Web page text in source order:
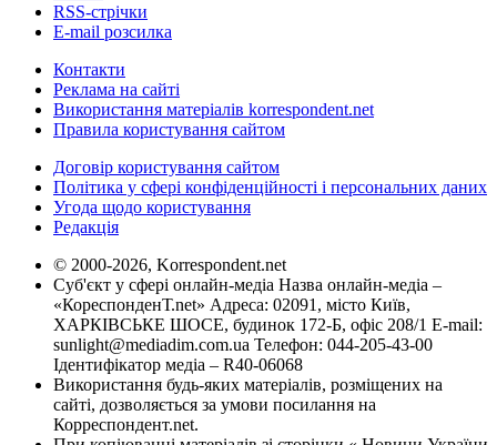
RSS-стрічки
E-mail розсилка
Контакти
Реклама на сайті
Використання матеріалів korrespondent.net
Правила користування сайтом
Договір користування сайтом
Політика у сфері конфіденційності і персональних даних
Угода щодо користування
Редакція
© 2000-2026, Korrespondent.net
Суб'єкт у сфері онлайн-медіа Назва онлайн-медіа –
«КореспонденТ.net» Адреса: 02091, місто Київ,
ХАРКІВСЬКЕ ШОСЕ, будинок 172-Б, офіс 208/1 E-mail:
sunlight@mediadim.com.ua Телефон: 044-205-43-00
Ідентифікатор медіа – R40-06068
Використання будь-яких матеріалів, розміщених на
сайті, дозволяється за умови посилання на
Корреспондент.net.